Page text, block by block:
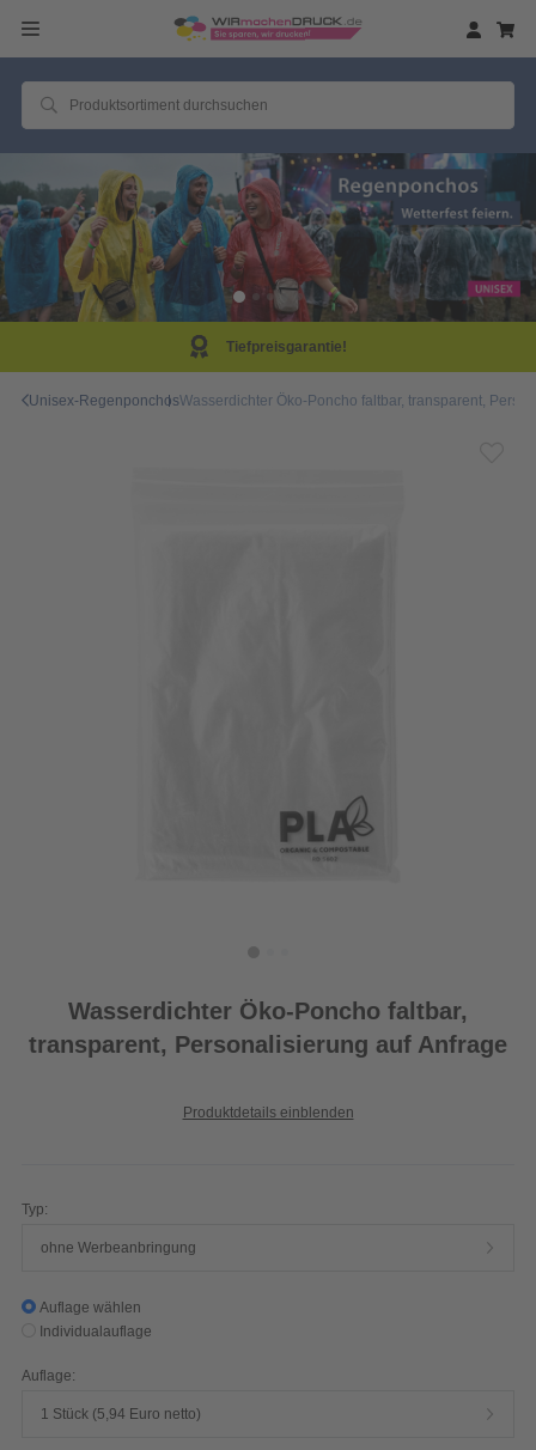
Tiefpreisgarantie!
Unisex-RegenponchosWasserdichter Öko-Poncho faltbar, transparent,
Wasserdichter Öko-Poncho faltbar,
transparent, Personalisierung auf Anfrage
Produktdetails einblenden
Typ:
ohne Werbeanbringung
Auflage wählen
Individualauflage
Auflage:
1 Stück (5,94 Euro netto)